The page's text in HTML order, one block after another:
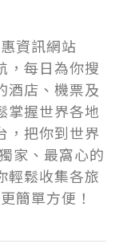
資訊網站
，每日為你搜
酒店、機票及
掌握世界各地
，把你到世界
家、最窩心的
輕鬆收集各旅
簡單方便！